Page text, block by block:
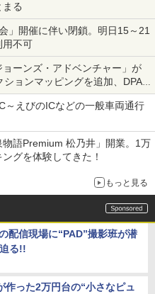
る
」開催に伴い閉鎖。明日15～21
用不可
ーンズ・アドベンチャー」が
ョンマッピングを追加、DPA
～えびのICなどの一般車両通行
語Premium 松乃井」開業。1万
グを体験してきた！
もっと見る
配信現場に“PAD”撮影班が潜
る!!
作った2万円台の“小さなピュ